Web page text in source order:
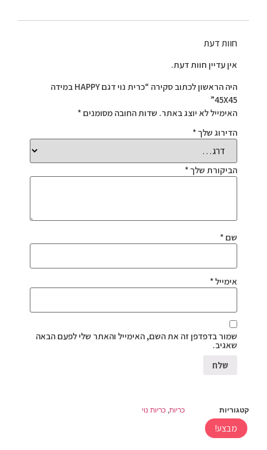
חוות דעת
אין עדיין חוות דעת.
היה הראשון לכתוב סקירה “כרית נוי דגם HAPPY במידה
45X45”
האימייל לא יוצג באתר. שדות החובה מסומנים *
הדירוג שלך*
הביקורת שלך*
שם *
אימייל*
שמור בדפדפן זה את השם, האימייל והאתר שלי לפעם הבאה
שאגיב.
קטגוריות כריות, כריות נוי
מבצע!